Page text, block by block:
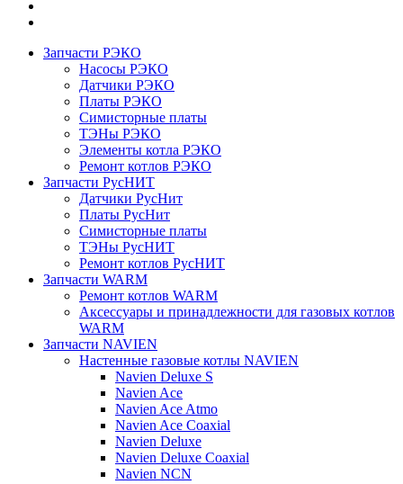
Запчасти РЭКО
Насосы РЭКО
Датчики РЭКО
Платы РЭКО
Симисторные платы
ТЭНы РЭКО
Элементы котла РЭКО
Ремонт котлов РЭКО
Запчасти РусНИТ
Датчики РусНит
Платы РусНит
Симисторные платы
ТЭНы РусНИТ
Ремонт котлов РусНИТ
Запчасти WARM
Ремонт котлов WARM
Аксессуары и принадлежности для газовых котлов
WARM
Запчасти NAVIEN
Настенные газовые котлы NAVIEN
Navien Deluxe S
Navien Ace
Navien Ace Atmo
Navien Ace Coaxial
Navien Deluxe
Navien Deluxe Coaxial
Navien NCN